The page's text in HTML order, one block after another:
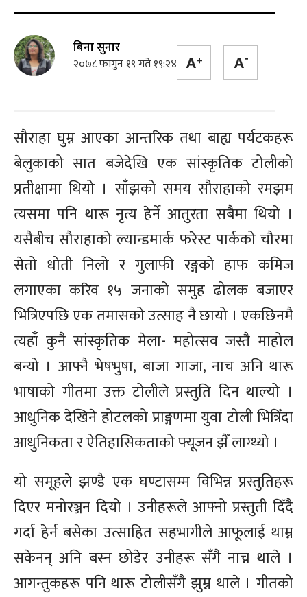
बिना सुनार
२०७८ फागुन १९ गते १९:२४
सौराहा घुम्न आएका आन्तरिक तथा बाह्य पर्यटकहरू
बेलुकाको सात बजेदेखि एक सांस्कृतिक टोलीको
प्रतीक्षामा थियो । साँझको समय सौराहाको रमझम
त्यसमा पनि थारू नृत्य हेर्ने आतुरता सबैमा थियो ।
यसैबीच सौराहाको ल्यान्डमार्क फरेस्ट पार्कको चौरमा
सेतो धोती निलो र गुलाफी रङ्गको हाफ कमिज
लगाएका करिव १५ जनाको समुह ढोलक बजाएर
भित्रिएपछि एक तमासको उत्साह नै छायो । एकछिनमै
त्यहाँ कुनै सांस्कृतिक मेला- महोत्सव जस्तै माहोल
बन्यो । आफ्नै भेषभुषा, बाजा गाजा, नाच अनि थारू
भाषाको गीतमा उक्त टोलीले प्रस्तुति दिन थाल्यो ।
आधुनिक देखिने होटलको प्राङ्गणमा युवा टोली भित्रिँदा
आधुनिकता र ऐतिहासिकताको फ्यूजन झैँ लाग्थ्यो ।
यो समूहले झण्डै एक घण्टासम्म विभिन्न प्रस्तुतिहरू
दिएर मनोरञ्जन दियो । उनीहरूले आफ्नो प्रस्तुती दिँदै
गर्दा हेर्न बसेका उत्साहित सहभागीले आफूलाई थाम्न
सकेनन् अनि बस्न छोडेर उनीहरू सँगै नाच्न थाले ।
आगन्तुकहरू पनि थारू टोलीसँगै झुम्न थाले । गीतको